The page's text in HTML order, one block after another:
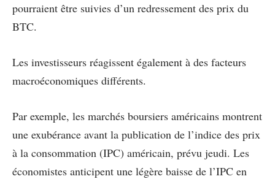
pourraient être suivies d’un redressement des prix du
BTC.
Les investisseurs réagissent également à des facteurs
macroéconomiques différents.
Par exemple, les marchés boursiers américains montrent
une exubérance avant la publication de l’indice des prix
à la consommation (IPC) américain, prévu jeudi. Les
économistes anticipent une légère baisse de l’IPC en